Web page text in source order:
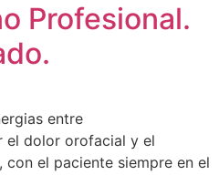
Profesional.
entre
el dolor orofacial y el
el paciente siempre en el